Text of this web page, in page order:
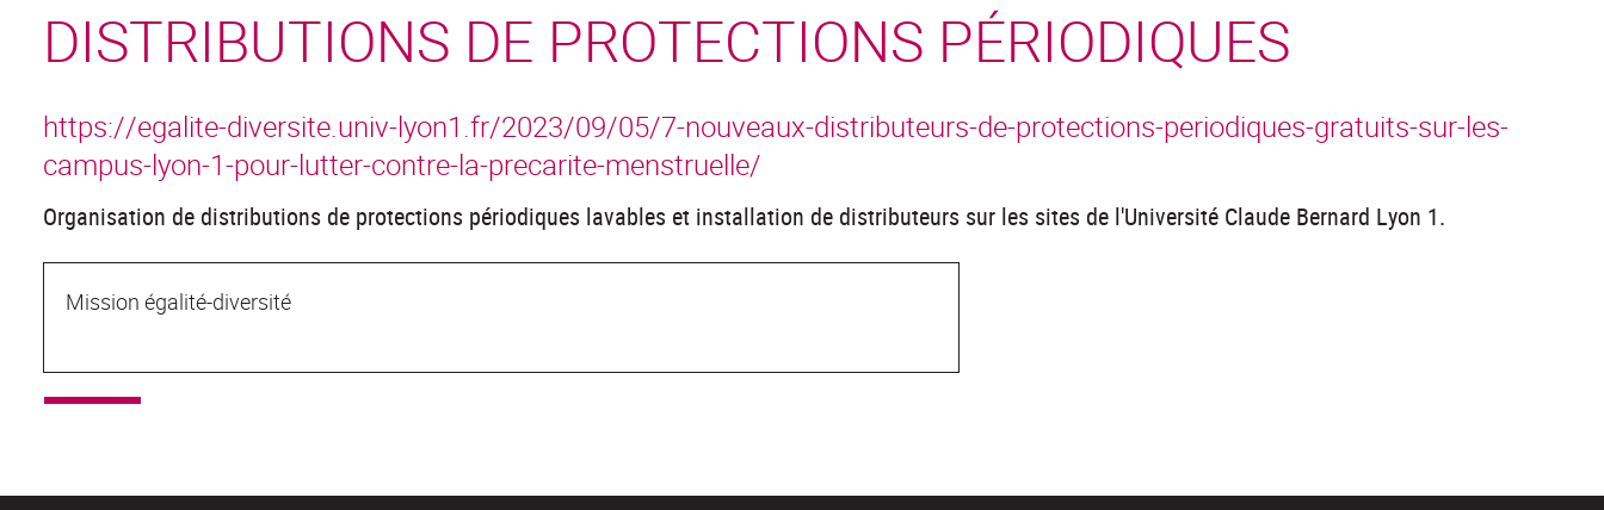
DISTRIBUTIONS DE PROTECTIONS PÉRIODIQUES
https://egalite-diversite.univ-lyon1.fr/2023/09/05/7-nouveaux-distributeurs-de-protections-periodiques-gratuits-sur-les-
campus-lyon-1-pour-lutter-contre-la-precarite-menstruelle/
Organisation de distributions de protections périodiques lavables et installation de distributeurs sur les sites de l'Université Claude Bernard Lyon 1.
Mission égalité-diversité